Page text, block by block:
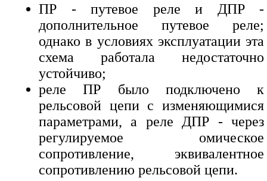
ПР - путевое реле и ДПР -
дополнительное путевое реле;
однако в условиях эксплуатации эта
схема работала недостаточно
устойчиво;
реле ПР было подключено к
рельсовой цепи с изменяющимися
параметрами, а реле ДПР - через
регулируемое омическое
сопротивление, эквивалентное
сопротивлению рельсовой цепи.